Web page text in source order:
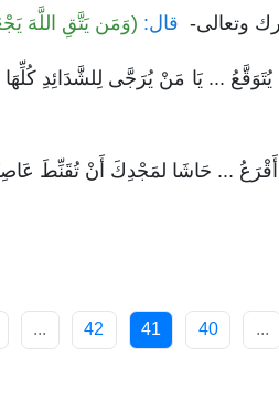
وتعالى- قال: (وَمَن يَتَّقِ اللَّهَ
... يَا مَنْ يُرَجَّى لِلشَّدَائِدِ
... حَاشَا لمَجْدِكَ أَنْ تُقَنِّطَ
...
40
41
42
...